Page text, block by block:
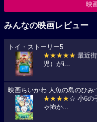
映
みんなの映画レビュー
トイ・ストーリー5
★★★★★ 最近
児）がi...
映画ちいかわ 人魚の島のひみ
★★★★☆ 小6の
ゃ怖か...